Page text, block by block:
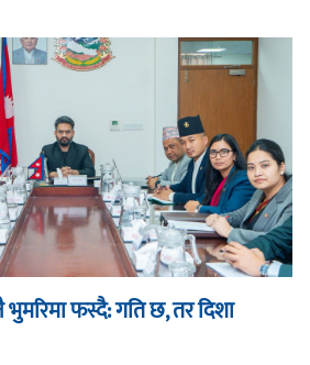
फस्दै: गति छ, तर दिशा